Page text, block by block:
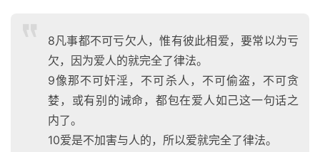
8凡事都不可亏欠人，惟有彼此相爱，要常以为亏
欠，因为爱人的就完全了律法。
9像那不可奸淫，不可杀人，不可偷盗，不可贪
婪，或有别的诫命，都包在爱人如己这一句话之
内了。
10爱是不加害与人的，所以爱就完全了律法。